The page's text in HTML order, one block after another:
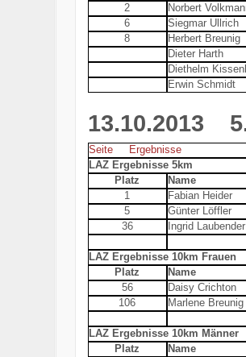
2
Norbert
6
Siegmar Ullrich
8
Herbert Breunig
Dieter Harth
Diethelm
Erwin Schmidt
13.10.2013 5.
Seite
Ergebnisse
LAZ Ergebnisse 5km
Platz
Name
1
Fabian Heider
5
Günter Löffler
36
Ingrid Laubender
LAZ Ergebnisse 10km Frauen
Platz
Name
56
Daisy Crichton
106
Marlene Breunig
LAZ Ergebnisse 10km Männer
Platz
Name